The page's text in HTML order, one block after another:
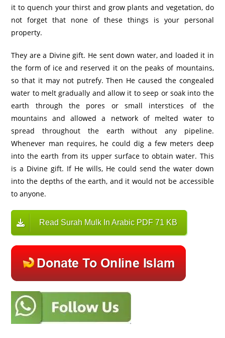
it to quench your thirst and grow plants and vegetation, do
not forget that none of these things is your personal
property.
They are a Divine gift. He sent down water, and loaded it in
the form of ice and reserved it on the peaks of mountains,
so that it may not putrefy. Then He caused the congealed
water to melt gradually and allow it to seep or soak into the
earth through the pores or small interstices of the
mountains and allowed a network of melted water to
spread throughout the earth without any pipeline.
Whenever man requires, he could dig a few meters deep
into the earth from its upper surface to obtain water. This
is a Divine gift. If He wills, He could send the water down
into the depths of the earth, and it would not be accessible
to anyone.
Read Surah Mulk In Arabic PDF 71 KB